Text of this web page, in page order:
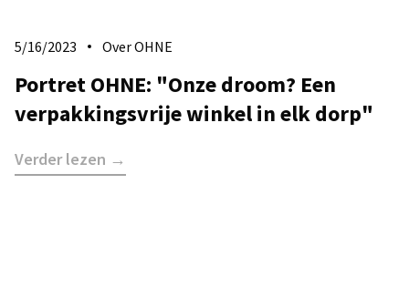
5/16/2023 Over OHNE
Portret OHNE: "Onze droom? Een
verpakkingsvrije winkel in elk dorp"
Verder lezen →